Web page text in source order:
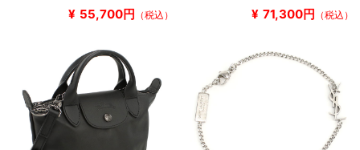
¥ 55,700円 （税込） ¥ 71,300円 （税込）